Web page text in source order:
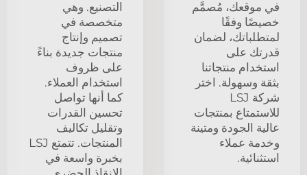
في موقعك، مُصمَّم
خصيصًا وفقًا
لمتطلباتك، لضمان
قدرتك على
استخدام منتجاتنا
بثقة وسهولة. اختر
شركة LSJ
للاستمتاع بمنتجات
عالية الجودة ومتينة
وخدمة عملاء
استثنائية.
التصنيع. وهي
متخصصة في
تصميم وإنتاج
منتجات جديدة بناءً
على ظروف
استخدام العملاء.
كما أنها تواصل
تحسين القدرات
وتقليل تكاليف
المنتجات. تتمتع LSJ
بخبرة واسعة في